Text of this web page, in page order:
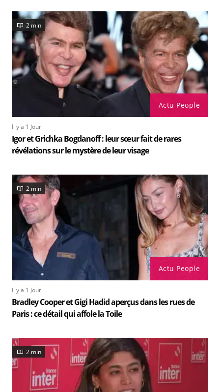
Actu People
2 min
Il y a 1 Jour
Igor et Grichka Bogdanoff : leur sœur fait de rares
révélations sur le mystère de leur visage
Actu People
2 min
Il y a 1 Jour
Bradley Cooper et Gigi Hadid aperçus dans les rues de
Paris : ce détail qui affole la Toile
2 min